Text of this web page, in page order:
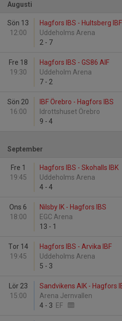
Augusti
Sön 13
12:00
Hagfors IBS - Hultsberg IBF
Uddeholms Arena
2 - 7
Fre 18
19:30
Hagfors IBS - GS86 AIF
Uddeholm Arena
7 - 2
Sön 20
16:00
IBF Örebro - Hagfors IBS
Idrottshuset Örebro
9 - 4
September
Fre 1
19:45
Hagfors IBS - Skohalls IBK
Uddeholms Arena
4 - 4
Ons 6
18:00
Nilsby IK - Hagfors IBS
EGC Arena
13 - 1
Tor 14
19:45
Hagfors IBS - Arvika IBF
Uddeholms Arena
5 - 3
Lör 23
15:00
Sandvikens AIK - Hagfors
Arena Jernvallen
4 - 3 EF